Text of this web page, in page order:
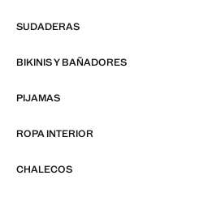
SUDADERAS
BIKINIS Y BAÑADORES
PIJAMAS
ROPA INTERIOR
CHALECOS